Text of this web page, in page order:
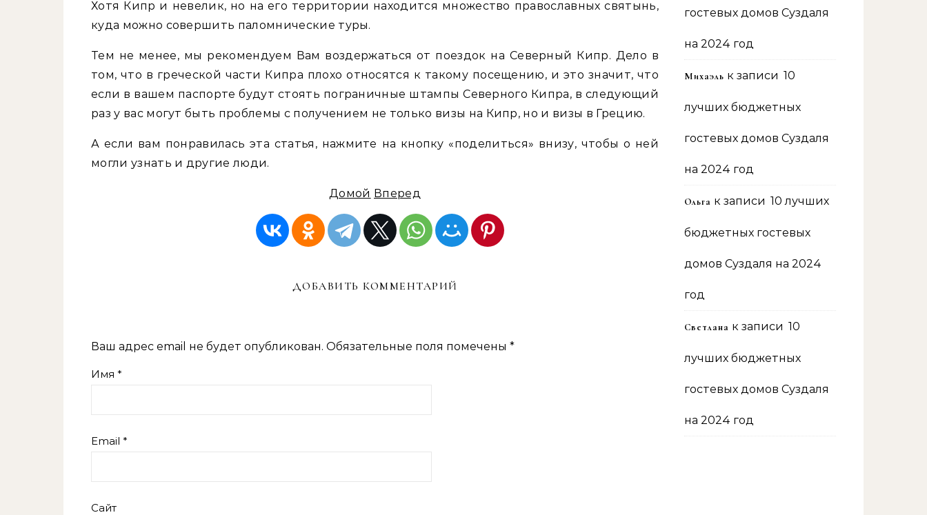
Хотя Кипр и невелик, но на его территории находится множество православных святынь,
куда можно совершить паломнические туры.
Тем не менее, мы рекомендуем Вам воздержаться от поездок на Северный Кипр. Дело в
том, что в греческой части Кипра плохо относятся к такому посещению, и это значит, что
если в вашем паспорте будут стоять пограничные штампы Северного Кипра, в следующий
раз у вас могут быть проблемы с получением не только визы на Кипр, но и визы в Грецию.
А если вам понравилась эта статья, нажмите на кнопку «поделиться» внизу, чтобы о ней
могли узнать и другие люди.
Домой Вперед
ДОБАВИТЬ КОММЕНТАРИЙ
Ваш адрес email не будет опубликован. Обязательные поля помечены *
Имя *
Email *
Сайт
гостевых домов Суздаля
на 2024 год
Михаэль к записи 10
лучших бюджетных
гостевых домов Суздаля
на 2024 год
Ольга к записи 10 лучших
бюджетных гостевых
домов Суздаля на 2024
год
Светлана к записи 10
лучших бюджетных
гостевых домов Суздаля
на 2024 год